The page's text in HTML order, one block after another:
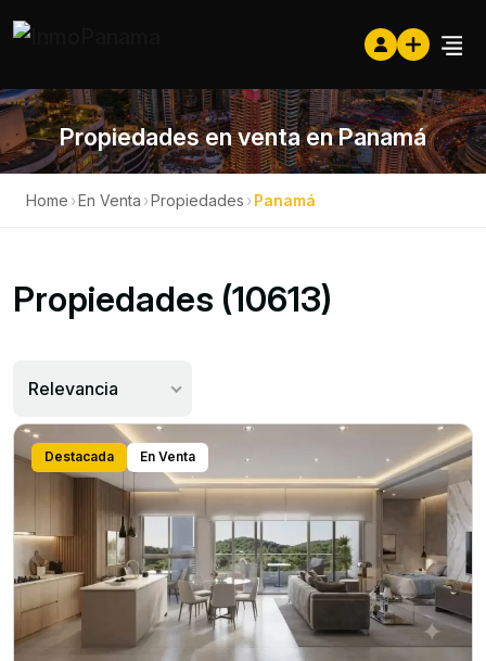
Propiedades en venta en Panamá
Home ›En Venta ›Propiedades ›Panamá
Propiedades (10613)
Relevancia
Destacada En Venta